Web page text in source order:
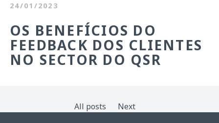
24/01/2023
OS BENEFÍCIOS DO
FEEDBACK DOS CLIENTES
NO SECTOR DO QSR
All posts Next